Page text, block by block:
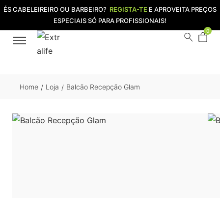
ÉS CABELEIREIRO OU BARBEIRO? REGISTA-TE E APROVEITA PREÇOS
ESPECIAIS SÓ PARA PROFISSIONAIS!
0
Home / Loja / Balcão Recepção Glam